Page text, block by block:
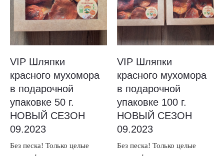
VIP Шляпки
красного мухомора
в подарочной
упаковке 50 г.
НОВЫЙ СЕЗОН
09.2023
Без песка! Только целые
VIP Шляпки
красного мухомора
в подарочной
упаковке 100 г.
НОВЫЙ СЕЗОН
09.2023
Без песка! Только целые